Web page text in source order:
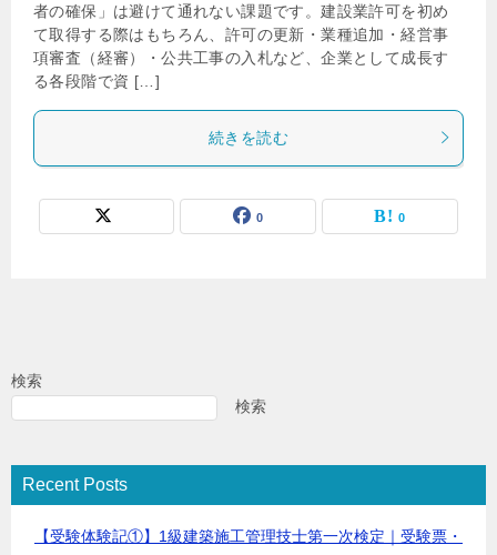
者の確保」は避けて通れない課題です。建設業許可を初め
て取得する際はもちろん、許可の更新・業種追加・経営事
項審査（経審）・公共工事の入札など、企業として成長す
る各段階で資 […]
続きを読む
0 0
検索
検索
Recent Posts
【受験体験記①】1級建築施工管理技士第一次検定｜受験票・